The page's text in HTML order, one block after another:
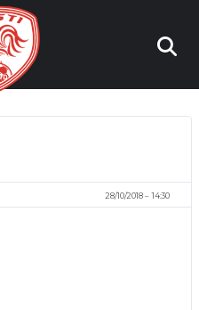
28/10/2018 14:30